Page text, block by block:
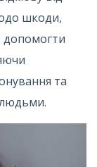
шкоди,
та
людьми.